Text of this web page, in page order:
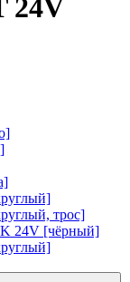
24V
трос]
24V [чёрный]